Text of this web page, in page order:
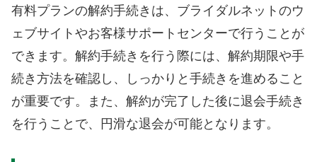
有料プランの解約手続きは、ブライダルネットのウ
ェブサイトやお客様サポートセンターで行うことが
できます。解約手続きを行う際には、解約期限や手
続き方法を確認し、しっかりと手続きを進めること
が重要です。また、解約が完了した後に退会手続き
を行うことで、円滑な退会が可能となります。